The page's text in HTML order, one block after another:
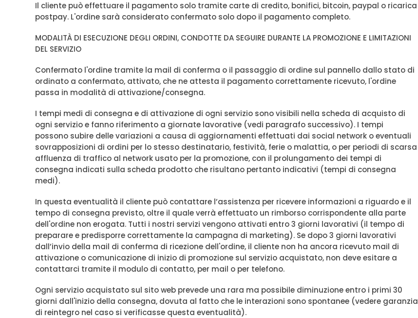
Il cliente può effettuare il pagamento solo tramite carte di credito, bonifici, bitcoin, paypal o ricarica
postpay. L'ordine sarà considerato confermato solo dopo il pagamento completo.
MODALITÀ DI ESECUZIONE DEGLI ORDINI, CONDOTTE DA SEGUIRE DURANTE LA PROMOZIONE E LIMITAZIONI
DEL SERVIZIO
Confermato l'ordine tramite la mail di conferma o il passaggio di ordine sul pannello dallo stato di
ordinato a confermato, attivato, che ne attesta il pagamento correttamente ricevuto, l'ordine
passa in modalità di attivazione/consegna.
I tempi medi di consegna e di attivazione di ogni servizio sono visibili nella scheda di acquisto di
ogni servizio e fanno riferimento a giornate lavorative (vedi paragrafo successivo). I tempi
possono subire delle variazioni a causa di aggiornamenti effettuati dai social network o eventuali
sovrapposizioni di ordini per lo stesso destinatario, festività, ferie o malattia, o per periodi di scarsa
affluenza di traffico al network usato per la promozione, con il prolungamento dei tempi di
consegna indicati sulla scheda prodotto che risultano pertanto indicativi (tempi di consegna
medi).
In questa eventualità il cliente può contattare l’assistenza per ricevere informazioni a riguardo e il
tempo di consegna previsto, oltre il quale verrà effettuato un rimborso corrispondente alla parte
dell'ordine non erogata. Tutti i nostri servizi vengono attivati entro 3 giorni lavorativi (il tempo di
preparare e predisporre correttamente la campagna di marketing). Se dopo 3 giorni lavorativi
dall’invio della mail di conferma di ricezione dell'ordine, il cliente non ha ancora ricevuto mail di
attivazione o comunicazione di inizio di promozione sul servizio acquistato, non deve esitare a
contattarci tramite il modulo di contatto, per mail o per telefono.
Ogni servizio acquistato sul sito web prevede una rara ma possibile diminuzione entro i primi 30
giorni dall'inizio della consegna, dovuta al fatto che le interazioni sono spontanee (vedere garanzia
di reintegro nel caso si verificasse questa eventualità).